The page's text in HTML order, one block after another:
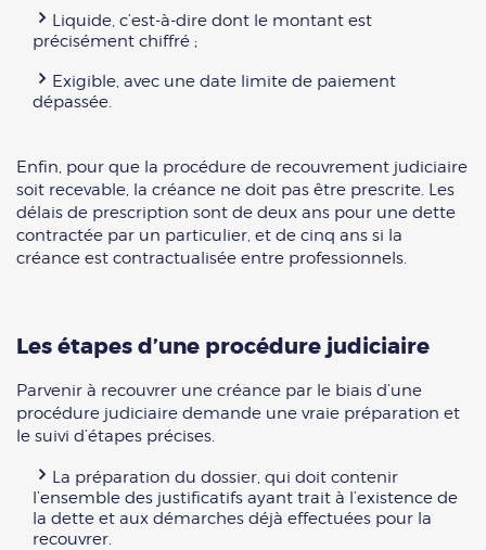
Liquide, c’est-à-dire dont le montant est
précisément chiffré ;
Exigible, avec une date limite de paiement
dépassée.
Enfin, pour que la procédure de recouvrement judiciaire
soit recevable, la créance ne doit pas être prescrite. Les
délais de prescription sont de deux ans pour une dette
contractée par un particulier, et de cinq ans si la
créance est contractualisée entre professionnels.
Les étapes d’une procédure judiciaire
Parvenir à recouvrer une créance par le biais d’une
procédure judiciaire demande une vraie préparation et
le suivi d’étapes précises.
La préparation du dossier, qui doit contenir
l’ensemble des justificatifs ayant trait à l’existence de
la dette et aux démarches déjà effectuées pour la
recouvrer.